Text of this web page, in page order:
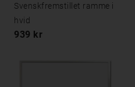
Svenskfremstillet ramme i
hvid
939 kr